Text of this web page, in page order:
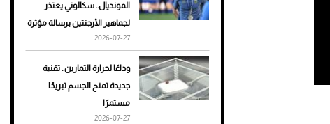
هوى الأبطال
أفضل تدريج للشعر الطويل
لإطلالة جريئة وعصرية
المونديال.. سكالوني يعتذر
لجماهير الأرجنتين برسالة مؤثرة
2026-07-27
وداعًا لحرارة التمارين.. تقنية
جديدة تمنح الجسم تبريدًا
مستمرًا
2026-07-27